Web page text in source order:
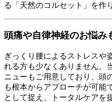
る「天然のコルセット」を作
頭痛や自律神経のお悩み
ぎっくり腰によるストレスや
れる方も少なくありません。
ニューもご用意しており、頭
も根本からアプローチが可能
として捉え、トータルケアを